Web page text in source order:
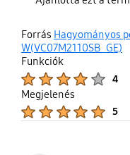
Forrás Hagyományos
W(VC07M2110SB_GE)
Funkciók
4
Megjelenés
5